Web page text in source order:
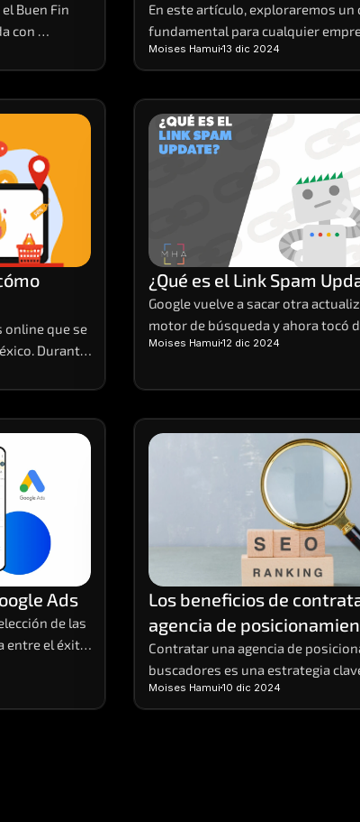
Buen Fin
con
solo te
En este artículo, exploraremos un
fundamental para cualquier
economía unitaria, o unit
Desglosaremos qué son, cómo
son tan importantes para el éxito
Las economías unitarias o unit
base sobre la cual construir
financieras sólidas y tomar
Moises Hamui 13 dic 2024
online que se
Durante
y
para brindar
y
otra época
¿Qué es el Link Spam
Google vuelve a sacar otra
motor de búsqueda y ahora tocó
tema del spam. Así pues, salió a
Veamos en qué consiste.
Moises Hamui 12 dic 2024
Ads
de las
entre el éxito
el poder
Los beneficios de
agencia de
buscadores
Contratar una agencia de
buscadores es una estrategia
visibilidad de tu negocio en línea.
ofrecen el conocimiento y la
Moises Hamui 10 dic 2024